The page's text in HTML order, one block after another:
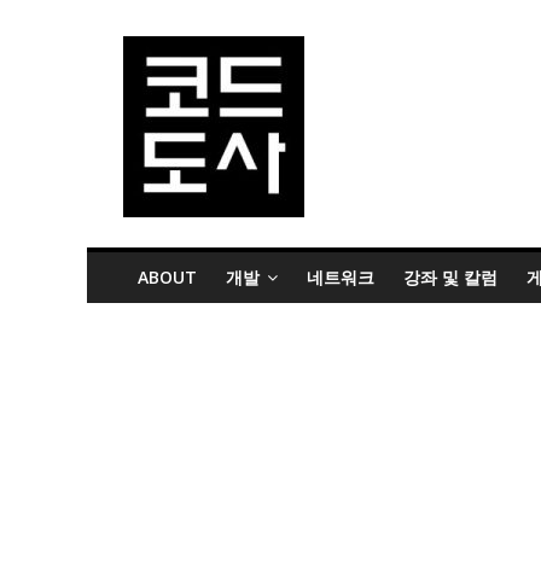
ABOUT 개발 네트워크 강좌 및 칼럼